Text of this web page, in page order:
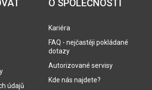
údajů
O SPOLEČNOSTI
Kariéra
FAQ - nejčastěji pokládané
dotazy
Autorizované servisy
Kde nás najdete?